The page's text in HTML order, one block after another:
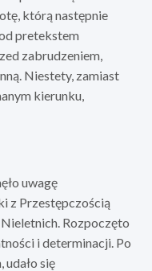
którą następnie
pretekstem
zabrudzeniem,
Niestety, zamiast
kierunku,
uwagę
z Przestępczością
Rozpoczęto
i determinacji. Po
udało się